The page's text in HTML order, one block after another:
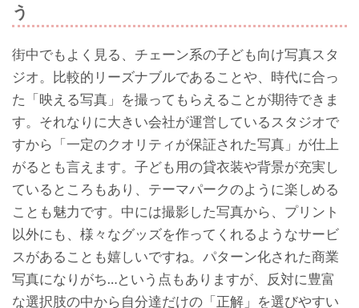
う
街中でもよく見る、チェーン系の子ども向け写真スタ
ジオ。比較的リーズナブルであることや、時代に合っ
た「映える写真」を撮ってもらえることが期待できま
す。それなりに大きい会社が運営しているスタジオで
すから「一定のクオリティが保証された写真」が仕上
がるとも言えます。子ども用の貸衣装や背景が充実し
ているところもあり、テーマパークのように楽しめる
ことも魅力です。中には撮影した写真から、プリント
以外にも、様々なグッズを作ってくれるようなサービ
スがあることも嬉しいですね。パターン化された商業
写真になりがち…という点もありますが、反対に豊富
な選択肢の中から自分達だけの「正解」を選びやすい